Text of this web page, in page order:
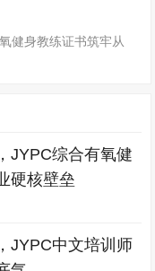
健身教练证书筑牢从
JYPC综合有氧健
硬核壁垒
JYPC中文培训师